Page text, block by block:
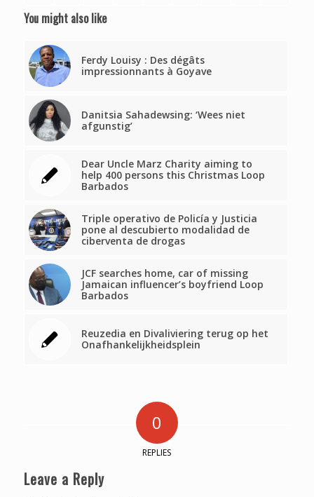
You might also like
Ferdy Louisy : Des dégâts
impressionnants à Goyave
Danitsia Sahadewsing: ‘Wees niet
afgunstig’
Dear Uncle Marz Charity aiming to
help 400 persons this Christmas Loop
Barbados
Triple operativo de Policía y Justicia
pone al descubierto modalidad de
ciberventa de drogas
JCF searches home, car of missing
Jamaican influencer’s boyfriend Loop
Barbados
Reuzedia en Divaliviering terug op het
Onafhankelijkheidsplein
0
REPLIES
Leave a Reply